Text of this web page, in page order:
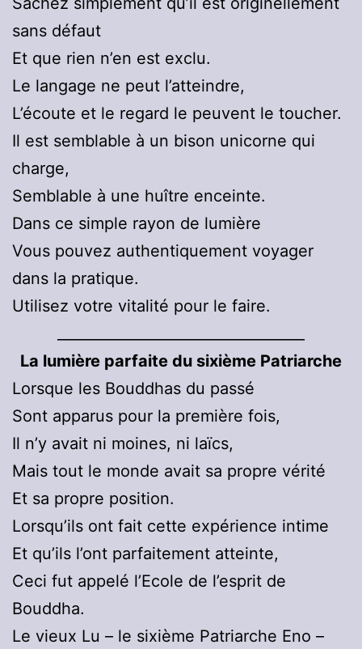
sans défaut
Et que rien n’en est exclu.
Le langage ne peut l’atteindre,
L’écoute et le regard le peuvent le toucher.
Il est semblable à un bison unicorne qui
charge,
Semblable à une huître enceinte.
Dans ce simple rayon de lumière
Vous pouvez authentiquement voyager
dans la pratique.
Utilisez votre vitalité pour le faire.
La lumière parfaite du sixième Patriarche
Lorsque les Bouddhas du passé
Sont apparus pour la première fois,
Il n’y avait ni moines, ni laïcs,
Mais tout le monde avait sa propre vérité
Et sa propre position.
Lorsqu’ils ont fait cette expérience intime
Et qu’ils l’ont parfaitement atteinte,
Ceci fut appelé l’Ecole de l’esprit de
Bouddha.
Le vieux Lu – le sixième Patriarche Eno –